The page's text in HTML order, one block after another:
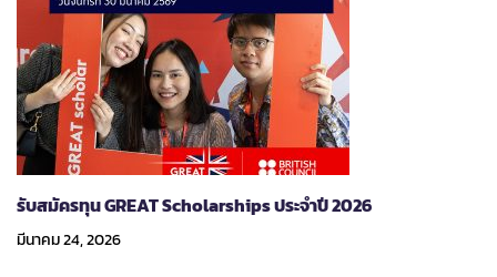
รับสมัครทุน GREAT Scholarships ประจำปี 2026
มีนาคม 24, 2026